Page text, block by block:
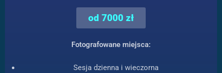
od 7000 zł
Fotografowane miejsca:
Sesja dzienna i wieczorna